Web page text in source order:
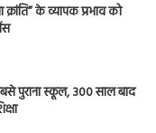
क्रांति” के व्यापक प्रभाव को
पुराना स्कूल, 300 साल बाद